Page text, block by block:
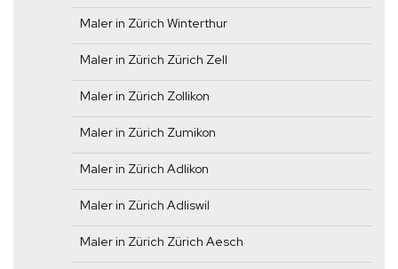
Maler in Zürich Winterthur
Maler in Zürich Zürich Zell
Maler in Zürich Zollikon
Maler in Zürich Zumikon
Maler in Zürich Adlikon
Maler in Zürich Adliswil
Maler in Zürich Zürich Aesch